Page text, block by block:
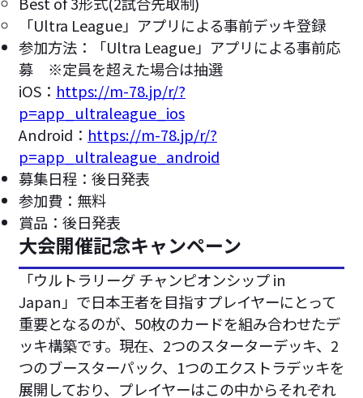
「Ultra League」アプリによる事前デッキ登録
参加方法：「Ultra League」アプリによる事前応
募 ※定員を超えた場合は抽選
iOS： https://m-78.jp/r/?
p=app_ultraleague_ios
Android： https://m-78.jp/r/?
p=app_ultraleague_android
募集日程：後日発表
参加費：無料
賞品：後日発表
大会開催記念キャンペーン
「ウルトラリーグ チャンピオンシップ in
Japan」で日本王者を目指すプレイヤーにとって
重要となるのが、50枚のカードを組み合わせたデ
ッキ構築です。現在、2つのスターターデッキ、2
つのブースターパック、1つのエクストラデッキを
展開しており、プレイヤーはこの中からそれぞれ